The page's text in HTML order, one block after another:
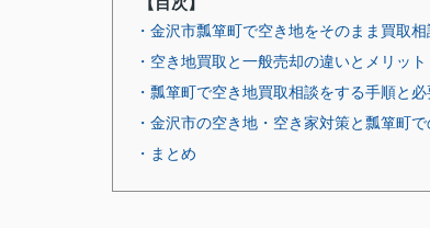
・金沢市瓢箪町で空き地をそのまま買取相
・空き地買取と一般売却の違いとメリット
・瓢箪町で空き地買取相談をする手順と
・金沢市の空き地・空き家対策と瓢箪町
・まとめ